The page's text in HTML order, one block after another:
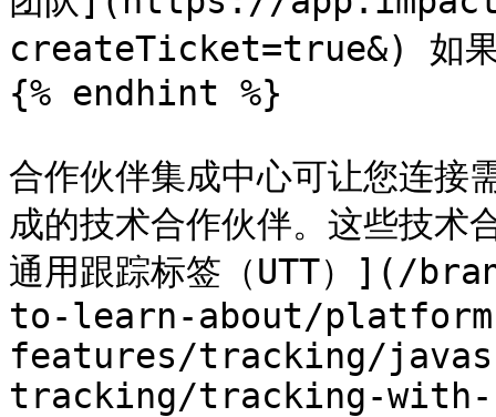
createTicket=true&) 如果
{% endhint %}
合作伙伴集成中心可让您连
成的技术合作伙伴。这些技
通用跟踪标签（UTT）](/
to-learn-about/
features/tracking/
tracking/tracking-